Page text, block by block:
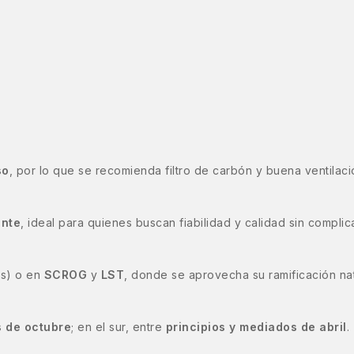
, por lo que se recomienda filtro de carbón y buena
, ideal para quienes buscan fiabilidad y calidad sin
o en SCROG y LST , donde se aprovecha su ramificación
de octubre; en el sur, entre principios y mediados de abril.